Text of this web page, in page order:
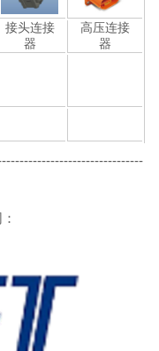
接头连接
器
高压连接
器